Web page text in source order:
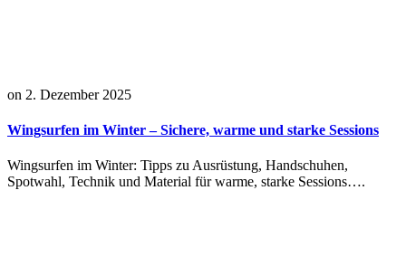
on 2. Dezember 2025
Wingsurfen im Winter – Sichere, warme und starke Sessions
Wingsurfen im Winter: Tipps zu Ausrüstung, Handschuhen,
Spotwahl, Technik und Material für warme, starke Sessions….